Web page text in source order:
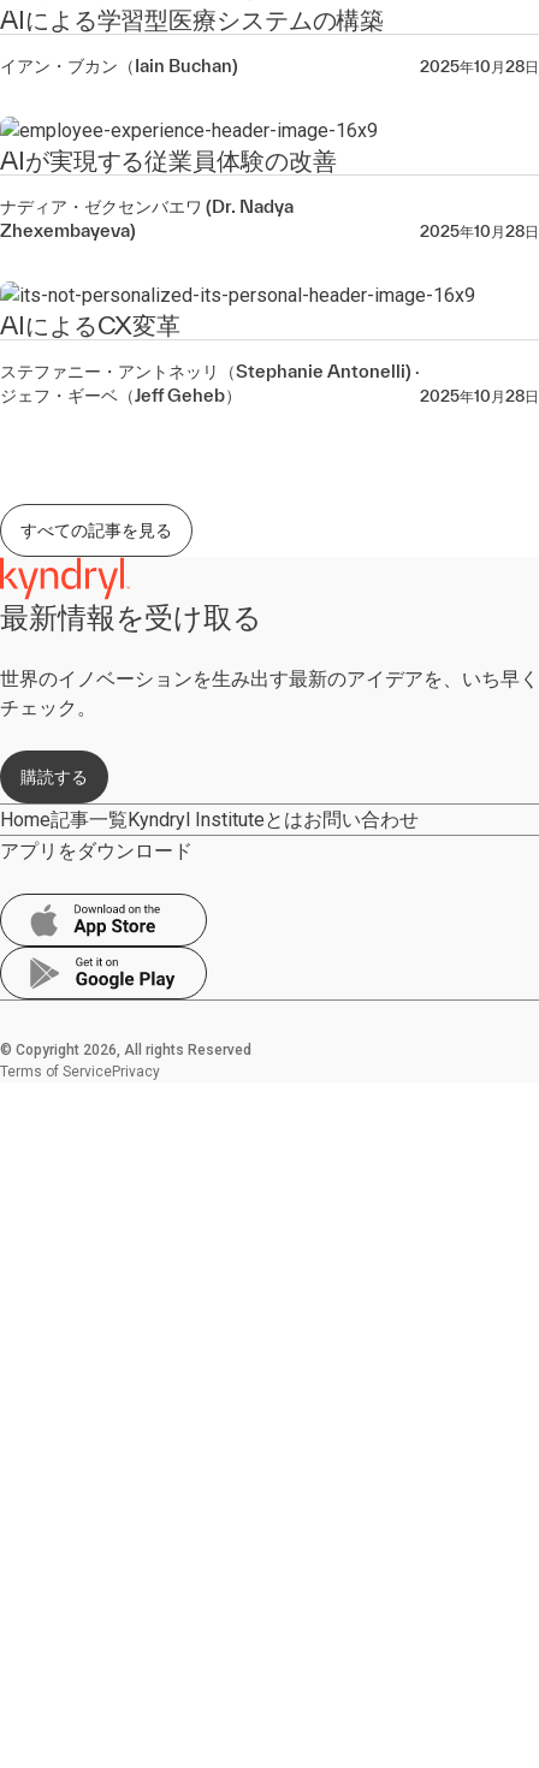
AIによる学習型医療システムの構築
イアン・ブカン（Iain Buchan) 2025年10月28日
AIが実現する従業員体験の改善
ナディア・ゼクセンバエワ (Dr. Nadya
Zhexembayeva)
2025年10月28日
AIによるCX変革
ステファニー・アントネッリ（Stephanie Antonelli) ·
ジェフ・ギーベ（Jeff Geheb）
2025年10月28日
すべての記事を見る
最新情報を受け取る​
世界のイノベーションを生み出す​最新のアイデアを、いち早く
チェック。​
購読する
Home記事一覧Kyndryl Instituteとはお問い合わせ
アプリをダウンロード
© Copyright 2026, All rights Reserved
Terms of ServicePrivacy